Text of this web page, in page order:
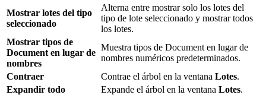
Mostrar lotes del tipo
seleccionado
Alterna entre mostrar solo los lotes del
tipo de lote seleccionado y mostrar todos
los lotes.
Mostrar tipos de
Document en lugar de
nombres
Muestra tipos de Document en lugar de
nombres numéricos predeterminados.
Contraer
Contrae el árbol en la ventana Lotes.
Expandir todo
Expande el árbol en la ventana Lotes.